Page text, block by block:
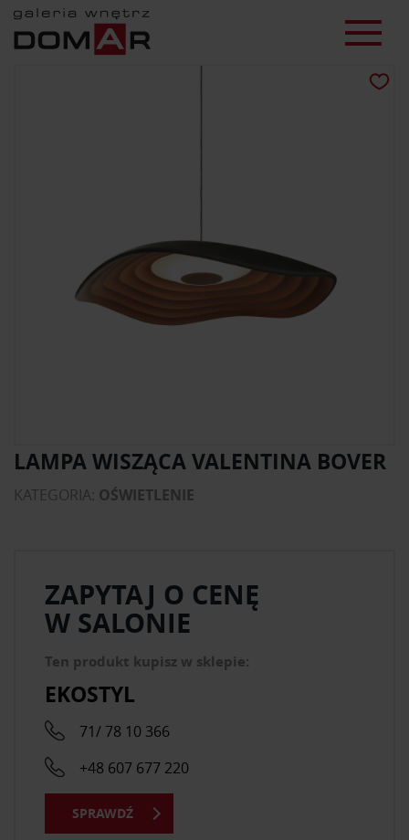
LAMPA WISZĄCA VALENTINA BOVER
KATEGORIA: OŚWIETLENIE
ZAPYTAJ O CENĘ
W SALONIE
Ten produkt kupisz w sklepie:
EKOSTYL
71/ 78 10 366
+48 607 677 220
SPRAWDŹ